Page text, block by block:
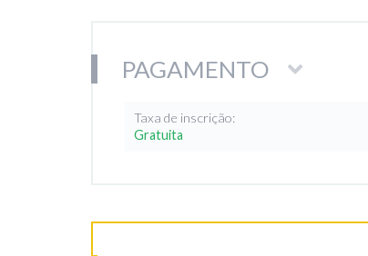
PAGAMENTO
Taxa de inscrição:
Gratuita